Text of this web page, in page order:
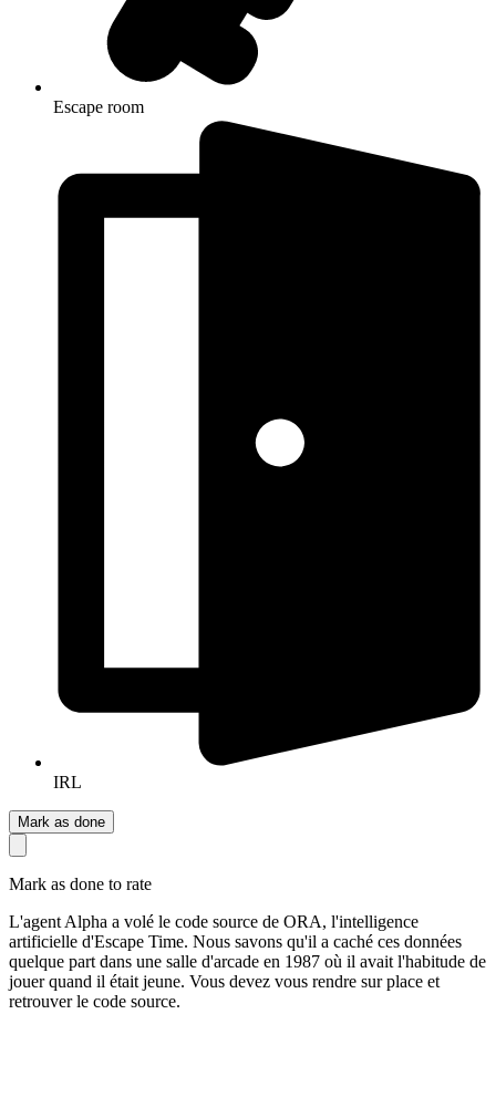
Escape room
IRL
Mark as done
Mark as done to rate
L'agent Alpha a volé le code source de ORA, l'intelligence
artificielle d'Escape Time. Nous savons qu'il a caché ces données
quelque part dans une salle d'arcade en 1987 où il avait l'habitude de
jouer quand il était jeune. Vous devez vous rendre sur place et
retrouver le code source.